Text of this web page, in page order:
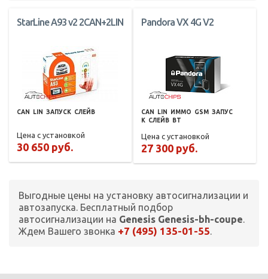
StarLine A93 v2 2CAN+2LIN
CAN LIN ЗАПУСК СЛЕЙВ
Цена с установкой
30 650 руб.
Pandora VX 4G V2
CAN LIN ИММО GSM ЗАПУС
К СЛЕЙВ BT
Цена с установкой
27 300 руб.
Выгодные цены на установку автосигнализации и
автозапуска. Бесплатный подбор
автосигнализации на Genesis Genesis-bh-coupe.
Ждем Вашего звонка +7 (495) 135-01-55.